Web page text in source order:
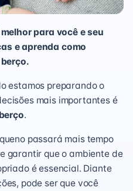
para você e seu
e aprenda como
estamos preparando o
mais importantes é
.
passará mais tempo
garantir que o ambiente de
é essencial. Diante
pode ser que você